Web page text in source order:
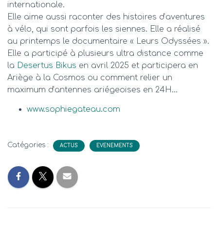
internationale.
Elle aime aussi raconter des histoires d’aventures
à vélo, qui sont parfois les siennes. Elle a réalisé
au printemps le documentaire « Leurs Odyssées ».
Elle a participé à plusieurs ultra distance comme
la Desertus Bikus en avril 2025 et participera en
Ariège à la Cosmos ou comment relier un
maximum d’antennes ariégeoises en 24H…
www.sophiegateau.com
Catégories : ACTUS EVENEMENTS